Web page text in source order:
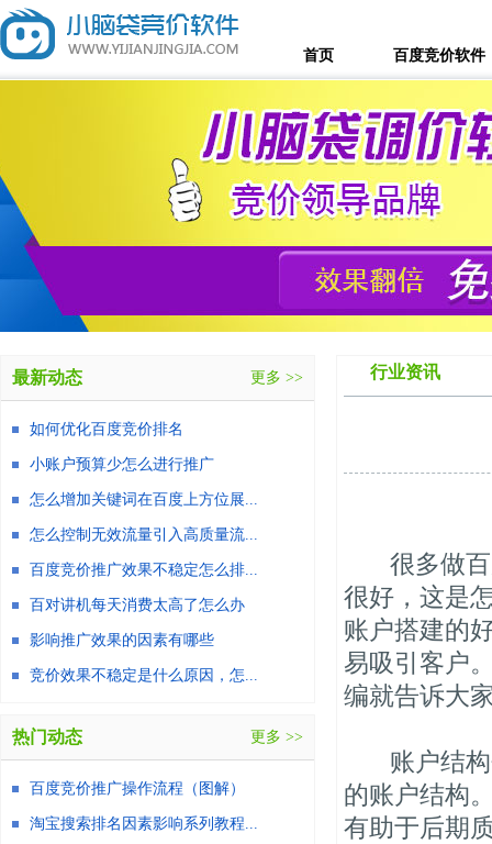
首页 百度竞价软件
行业资讯
很多做百
很好，这是
账户搭建的
易吸引客户
编就告诉大
账户结构
的账户结构
有助于后期
最新动态 更多 >>
如何优化百度竞价排名
小账户预算少怎么进行推广
怎么增加关键词在百度上方位展...
怎么控制无效流量引入高质量流...
百度竞价推广效果不稳定怎么排...
百对讲机每天消费太高了怎么办
影响推广效果的因素有哪些
竞价效果不稳定是什么原因，怎...
热门动态 更多 >>
百度竞价推广操作流程（图解）
淘宝搜索排名因素影响系列教程...